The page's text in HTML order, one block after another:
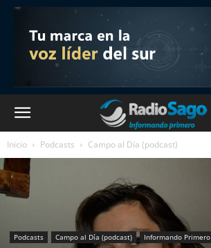
Inicio Podcasts Campo al Día (podcast)
Podcasts Campo al Día (podcast) Informando Primero